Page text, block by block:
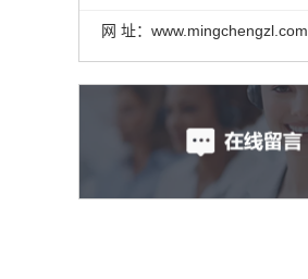
网 址：www.mingchengzl.com